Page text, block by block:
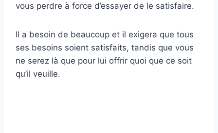
vous perdre à force d’essayer de le satisfaire.
Il a besoin de beaucoup et il exigera que tous
ses besoins soient satisfaits, tandis que vous
ne serez là que pour lui offrir quoi que ce soit
qu’il veuille.